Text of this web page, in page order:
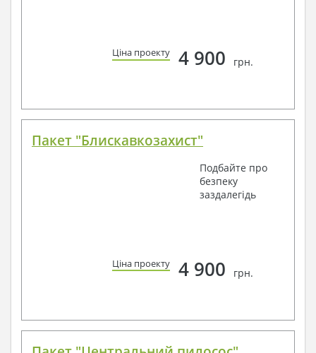
Ціна проекту 4 900 грн.
Пакет "Блискавкозахист"
Подбайте про
безпеку
заздалегідь
Ціна проекту 4 900 грн.